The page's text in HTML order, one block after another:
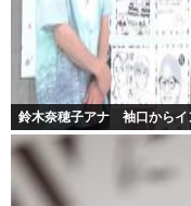
鈴木奈穂子アナ 袖口からイ